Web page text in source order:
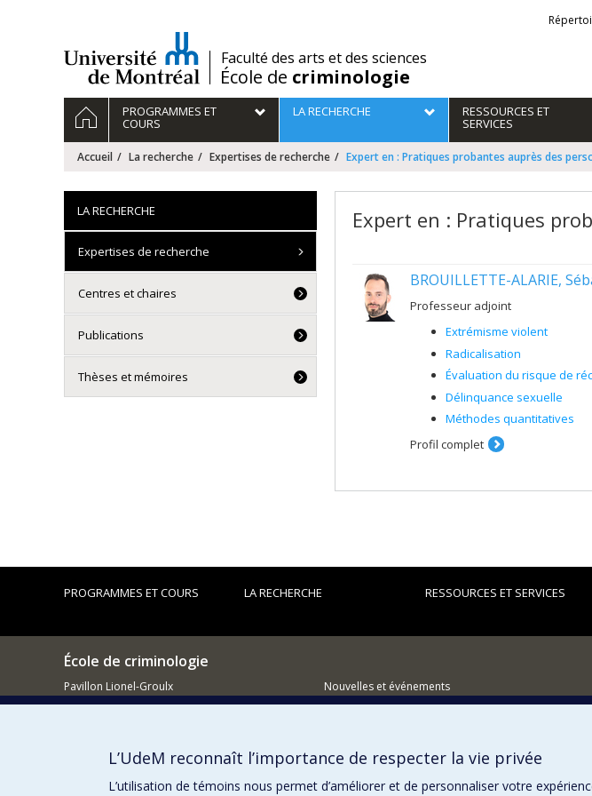
/Faculté des arts et des sciences
École de criminologie
Liens
Navigation
principale
ACCUEILPROGRAMMES ET
COURS
LA RECHERCHE RESSOURCES ET
SERVICES
Accueil La recherche Expertises de recherche Expert en : Pratiques probantes auprès des
Expert en : Pratiques
BROUILLETTE-ALARIE,
Professeur adjoint
Extrémisme violent
Radicalisation
Évaluation du risque de
Délinquance sexuelle
Méthodes quantitatives
Profil complet
LA RECHERCHE
Expertises de recherche
Centres et chaires
Publications
Thèses et mémoires
PROGRAMMES ET COURS LA RECHERCHE RESSOURCES ET SERVICES
École de criminologie
Pavillon Lionel-Groulx
3150, rue Jean-Brillant
514 343-6111, poste 40894
Nouvelles et événements
L’UdeM reconnaît l’importance de respecter la vie privée
L’utilisation de témoins nous permet d’améliorer et de personnaliser votre